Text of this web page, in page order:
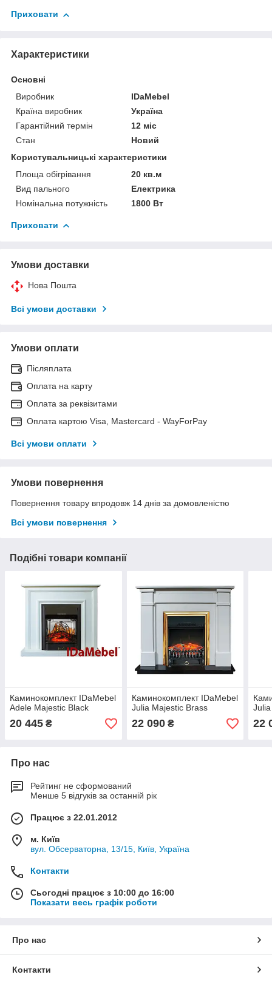
Приховати
Характеристики
Основні
Виробник
IDaMebel
Країна виробник
Україна
Гарантійний термін
12 міс
Стан
Новий
Користувальницькі характеристики
Площа обігрівання
20 кв.м
Вид пального
Електрика
Номінальна потужність
1800 Вт
Приховати
Умови доставки
Нова Пошта
Всі умови доставки
Умови оплати
Післяплата
Оплата на карту
Оплата за реквізитами
Оплата картою Visa, Mastercard - WayForPay
Всі умови оплати
Умови повернення
Повернення товару впродовж 14 днів за домовленістю
Всі умови повернення
Подібні товари компанії
Каминокомплект IDaMebel
Adele Majestic Black
20 445 ₴
Каминокомплект IDaMebel
Julia Majestic Brass
22 090₴ 22
Про нас
Рейтинг не сформований
Менше 5 відгуків за останній рік
Працює з 22.01.2012
м. Київ
вул. Обсерваторна, 13/15, Київ, Україна
Контакти
Сьогодні працює з 10:00 до 16:00
Показати весь графік роботи
Про нас
Контакти